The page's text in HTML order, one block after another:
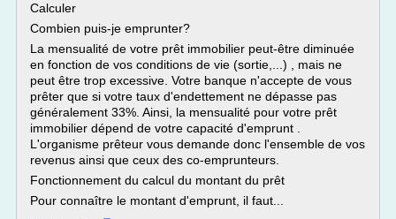
Calculer
Combien puis-je emprunter?
La mensualité de votre prêt immobilier peut-être diminuée
en fonction de vos conditions de vie (sortie,...) , mais ne
peut être trop excessive. Votre banque n'accepte de vous
prêter que si votre taux d'endettement ne dépasse pas
généralement 33%. Ainsi, la mensualité pour votre prêt
immobilier dépend de votre capacité d'emprunt .
L'organisme prêteur vous demande donc l'ensemble de vos
revenus ainsi que ceux des co-emprunteurs.
Fonctionnement du calcul du montant du prêt
Pour connaître le montant d'emprunt, il faut...